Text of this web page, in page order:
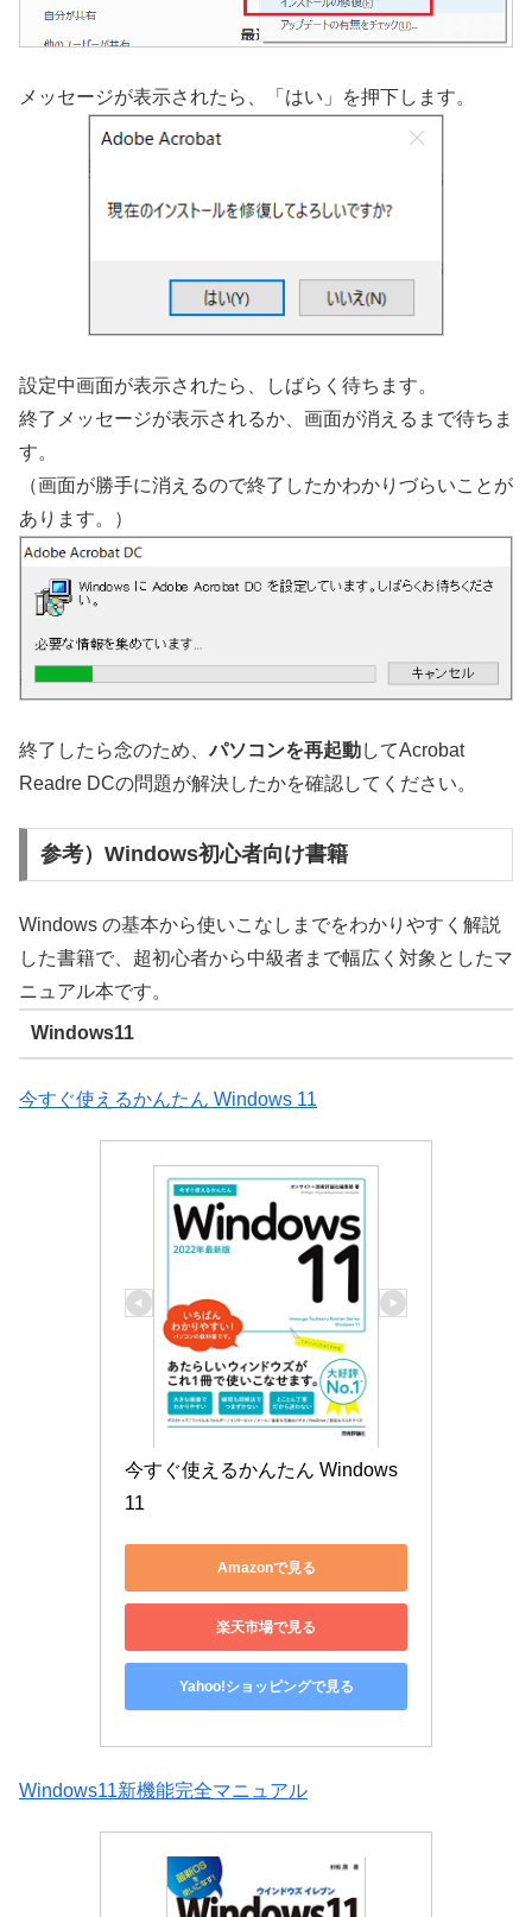
メッセージが表示されたら、「はい」を押下します。
設定中画面が表示されたら、しばらく待ちます。
終了メッセージが表示されるか、画面が消えるまで待ちま
す。
（画面が勝手に消えるので終了したかわかりづらいことが
あります。）
終了したら念のため、パソコンを再起動してAcrobat
Readre DCの問題が解決したかを確認してください。
参考）Windows初心者向け書籍
Windows の基本から使いこなしまでをわかりやすく解説
した書籍で、超初心者から中級者まで幅広く対象としたマ
ニュアル本です。
Windows11
今すぐ使えるかんたん Windows 11
今すぐ使えるかんたん Windows
11
Amazonで見る
楽天市場で見る
Yahoo!ショッピングで見る
Windows11新機能完全マニュアル